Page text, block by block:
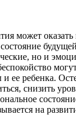
может
но и
ее ребенка.
снизить
на